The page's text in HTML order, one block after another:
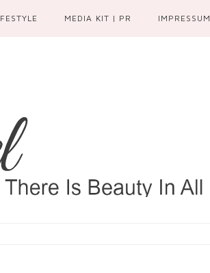
MEDIA KIT | PR IMPRESSUM